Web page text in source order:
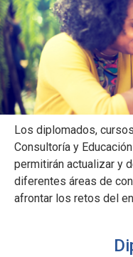
Los diplomados,
Consultoría y
permitirán actualizar y
diferentes áreas de
afrontar los retos del